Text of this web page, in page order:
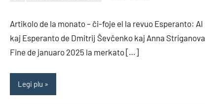
Artikolo de la monato – ĉi-foje el la revuo Esperanto: AI
kaj Esperanto de Dmitrij Ŝevĉenko kaj Anna Striganova
Fine de januaro 2025 la merkato […]
Legi plu